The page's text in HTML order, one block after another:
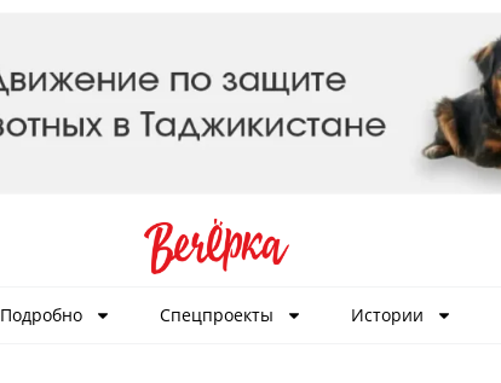
Подробно Спецпроекты Истории